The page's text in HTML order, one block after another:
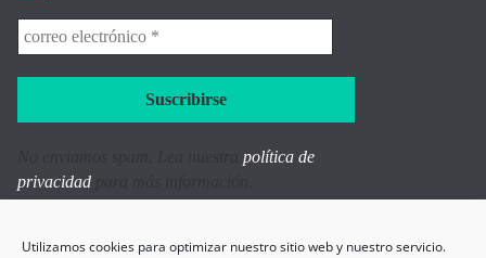
Utilizamos cookies para optimizar nuestro sitio web y nuestro servicio.
política de
privacidad